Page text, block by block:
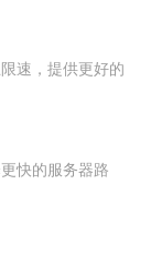
速，提供更好的
快的服务器路